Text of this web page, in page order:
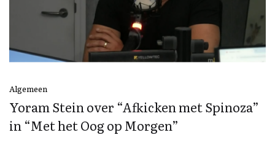
Algemeen
Yoram Stein over “Afkicken met Spinoza”
in “Met het Oog op Morgen”